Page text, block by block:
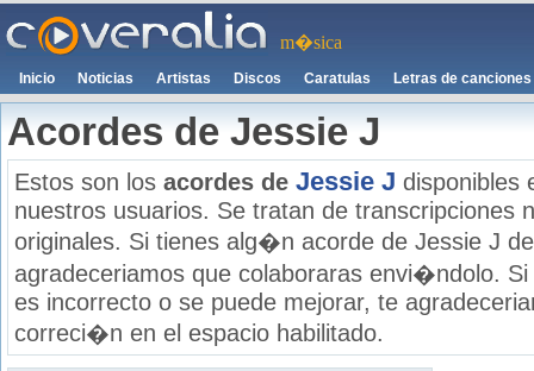
m�sica
Inicio Noticias Artistas Discos Caratulas Letras de canciones
Acordes de Jessie J
Estos son los acordes de Jessie J disponibles
nuestros usuarios. Se tratan de transcripciones
originales. Si tienes alg�n acorde de Jessie J
agradeceriamos que colaboraras envi�ndolo.
es incorrecto o se puede mejorar, te
correci�n en el espacio habilitado.